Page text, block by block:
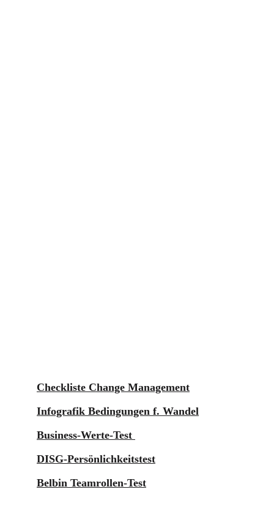
Checkliste Change Management
Business-Werte-Test
DISG-Persönlichkeitstest
Belbin Teamrollen-Test
Infografik Bedingungen f. Wandel